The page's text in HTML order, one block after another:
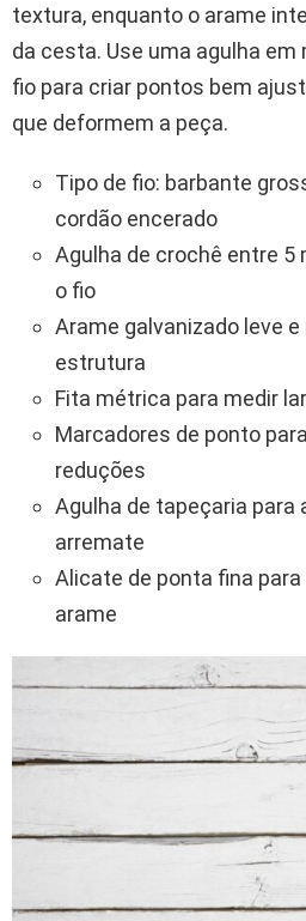
textura, enquanto o arame
da cesta. Use uma agulha
fio para criar pontos bem
que deformem a peça.
Tipo de fio: barbante
cordão encerado
Agulha de crochê entre 5
o fio
Arame galvanizado leve
estrutura
Fita métrica para medir
Marcadores de ponto
reduções
Agulha de tapeçaria para
arremate
Alicate de ponta fina
arame